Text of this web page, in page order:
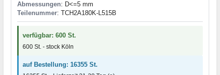
Abmessungen: D<=5 mm
Teilenummer: TCH2A180K-L515B
verfügbar: 600 St.
600 St. - stock Köln
auf Bestellung: 16355 St.